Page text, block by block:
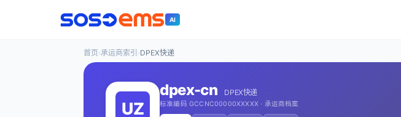
AI
首页›承运商索引 ›DPEX快递
dpex-cn DPEX快递
标准编码 GCCNC00000XXXXX · 承运商档案